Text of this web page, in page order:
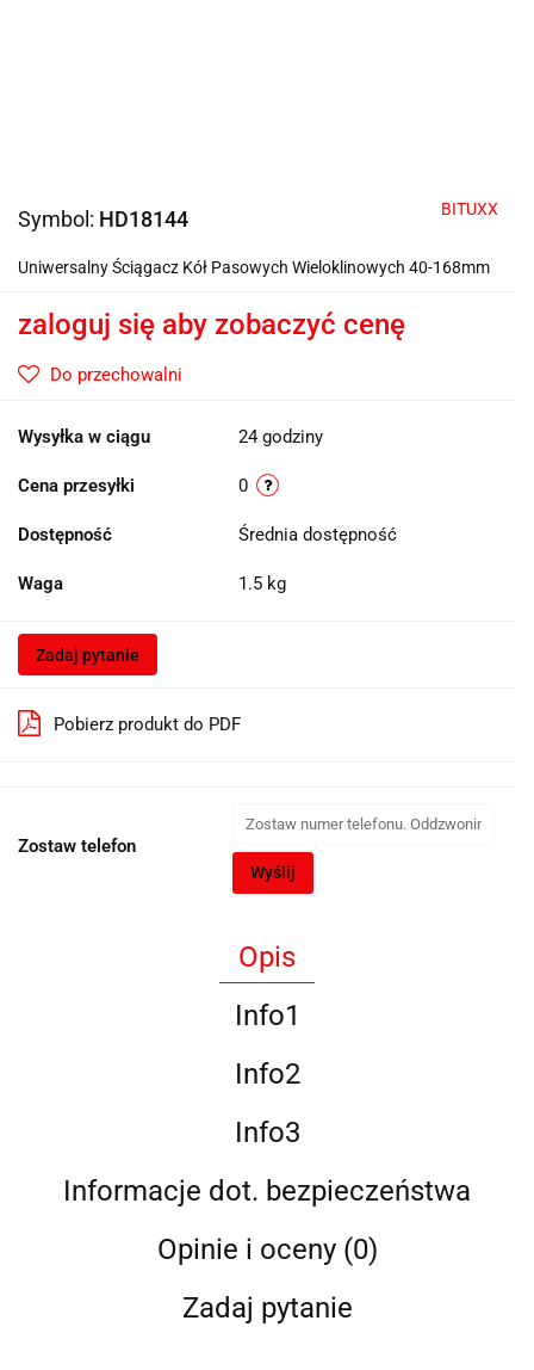
Symbol: HD18144 BITUXX
Uniwersalny Ściągacz Kół Pasowych Wieloklinowych 40-168mm
zaloguj się aby zobaczyć cenę
Do przechowalni
Wysyłka w ciągu 24 godziny
Cena przesyłki 0
Dostępność Średnia dostępność
Waga 1.5 kg
Zadaj pytanie
Pobierz produkt do PDF
Zostaw telefon
Wyślij
Opis
Info1
Info2
Info3
Informacje dot. bezpieczeństwa
Opinie i oceny (0)
Zadaj pytanie